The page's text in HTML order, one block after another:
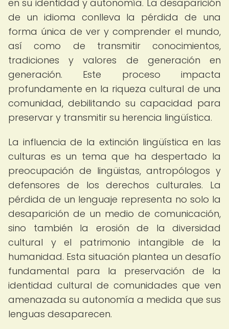
en su identidad y autonomía. La desaparición
de un idioma conlleva la pérdida de una
forma única de ver y comprender el mundo,
así como de transmitir conocimientos,
tradiciones y valores de generación en
generación. Este proceso impacta
profundamente en la riqueza cultural de una
comunidad, debilitando su capacidad para
preservar y transmitir su herencia lingüística.
La influencia de la extinción lingüística en las
culturas es un tema que ha despertado la
preocupación de lingüistas, antropólogos y
defensores de los derechos culturales. La
pérdida de un lenguaje representa no solo la
desaparición de un medio de comunicación,
sino también la erosión de la diversidad
cultural y el patrimonio intangible de la
humanidad. Esta situación plantea un desafío
fundamental para la preservación de la
identidad cultural de comunidades que ven
amenazada su autonomía a medida que sus
lenguas desaparecen.